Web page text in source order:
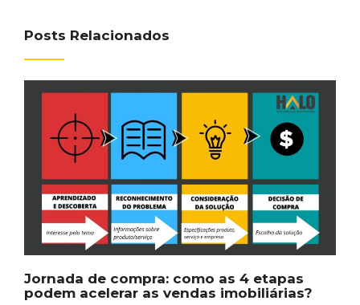
Posts Relacionados
Jornada de compra: como as 4 etapas
podem acelerar as vendas imobiliárias?